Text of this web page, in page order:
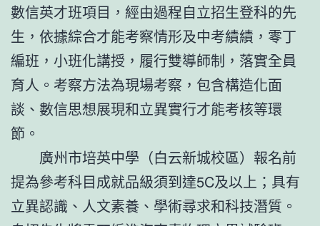
數信英才班項目，經由過程自立招生登科的先
生，依據綜合才能考察情形及中考績績，零丁
編班，小班化講授，履行雙導師制，落實全員
育人。考察方法為現場考察，包含構造化面
談、數信思想展現和立異實行才能考核等環
節。
廣州市培英中學（白云新城校區）報名前
提為參考科目成就品級須到達5C及以上；具有
立異認識、人文素養、學術尋求和科技潛質。